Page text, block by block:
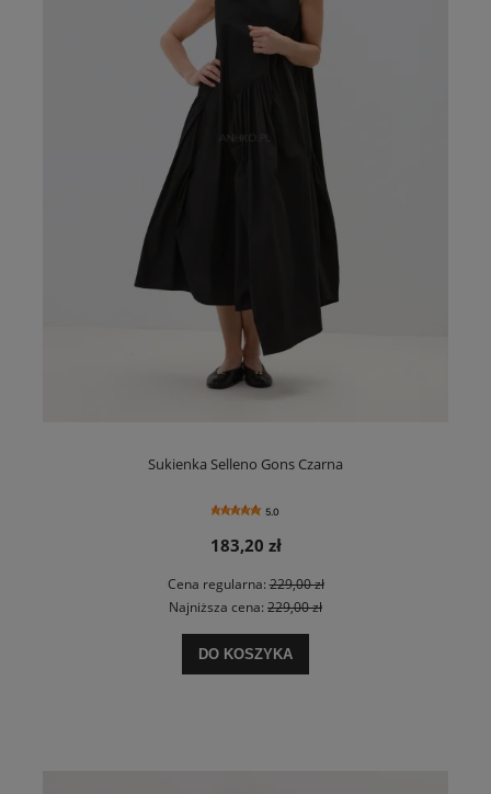
Sukienka Selleno Gons Czarna
5.0
183,20 zł
Cena regularna:229,00 zł
Najniższa cena: 229,00 zł
DO KOSZYKA